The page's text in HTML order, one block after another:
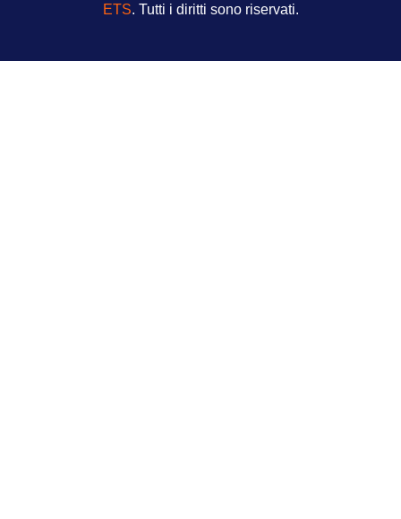
ETS. Tutti i diritti sono riservati.